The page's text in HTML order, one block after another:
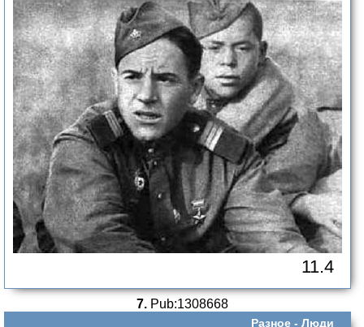
11.4
7.Pub:1308668
Разное - Люди